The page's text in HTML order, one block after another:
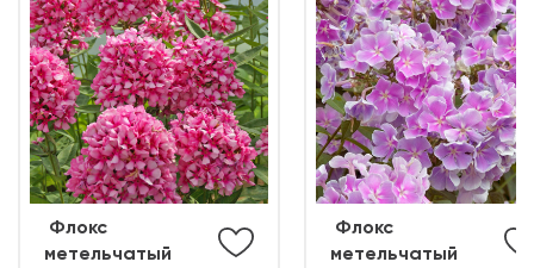
ㅤ Флокс
метельчатый
ㅤ Флокс
метельчатый